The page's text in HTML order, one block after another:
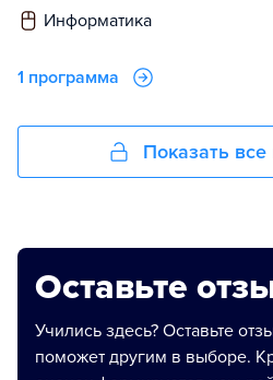
информатика
1 программа
Показать
Оставьте
Учились здесь? Оставьте
поможет другим в выборе.